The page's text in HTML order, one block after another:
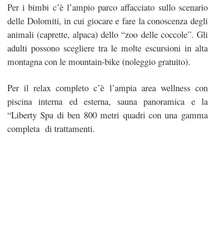
Per i bimbi c’è l’ampio parco affacciato sullo scenario
delle Dolomiti, in cui giocare e fare la conoscenza degli
animali (caprette, alpaca) dello “zoo delle coccole”. Gli
adulti possono scegliere tra le molte escursioni in alta
montagna con le mountain-bike (noleggio gratuito).
Per il relax completo c’è l’ampia area wellness con
piscina interna ed esterna, sauna panoramica e la
“Liberty Spa di ben 800 metri quadri con una gamma
completa di trattamenti.